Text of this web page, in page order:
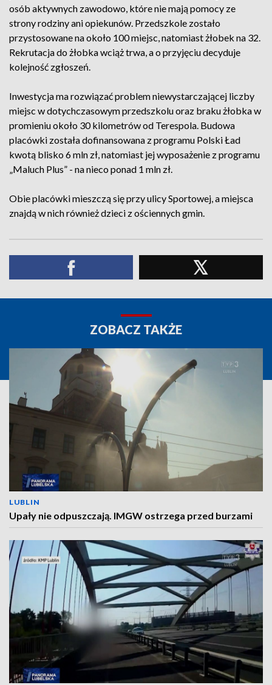
osób aktywnych zawodowo, które nie mają pomocy ze
strony rodziny ani opiekunów. Przedszkole zostało
przystosowane na około 100 miejsc, natomiast żłobek na 32.
Rekrutacja do żłobka wciąż trwa, a o przyjęciu decyduje
kolejność zgłoszeń.
Inwestycja ma rozwiązać problem niewystarczającej liczby
miejsc w dotychczasowym przedszkolu oraz braku żłobka w
promieniu około 30 kilometrów od Terespola. Budowa
placówki została dofinansowana z programu Polski Ład
kwotą blisko 6 mln zł, natomiast jej wyposażenie z programu
„Maluch Plus” - na nieco ponad 1 mln zł.
Obie placówki mieszczą się przy ulicy Sportowej, a miejsca
znajdą w nich również dzieci z ościennych gmin.
ZOBACZ TAKŻE
LUBLIN
Upały nie odpuszczają. IMGW ostrzega przed burzami